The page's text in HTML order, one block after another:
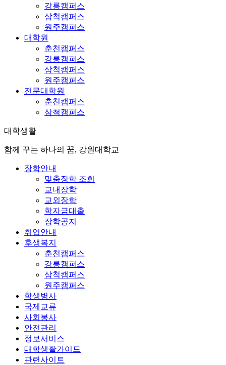
강릉캠퍼스
삼척캠퍼스
원주캠퍼스
대학원
춘천캠퍼스
강릉캠퍼스
삼척캠퍼스
원주캠퍼스
전문대학원
춘천캠퍼스
삼척캠퍼스
대학생활
함께 꾸는 하나의 꿈, 강원대학교
장학안내
맞춤장학 조회
교내장학
교외장학
학자금대출
장학공지
취업안내
후생복지
춘천캠퍼스
강릉캠퍼스
삼척캠퍼스
원주캠퍼스
학생병사
국제교류
사회봉사
안전관리
정보서비스
대학생활가이드
관련사이트